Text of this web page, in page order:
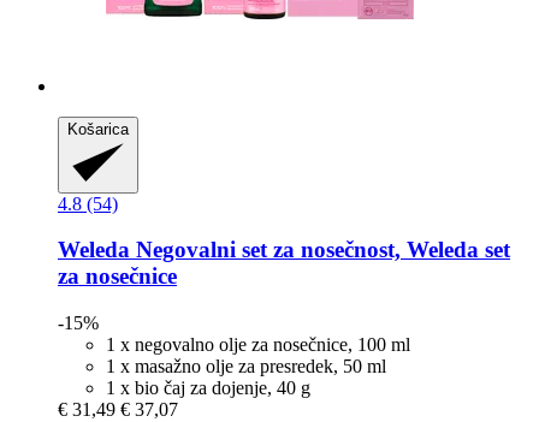
Košarica
4.8 (54)
Weleda Negovalni set za nosečnost, Weleda set
za nosečnice
-15%
1 x negovalno olje za nosečnice, 100 ml
1 x masažno olje za presredek, 50 ml
1 x bio čaj za dojenje, 40 g
€ 31,49 € 37,07